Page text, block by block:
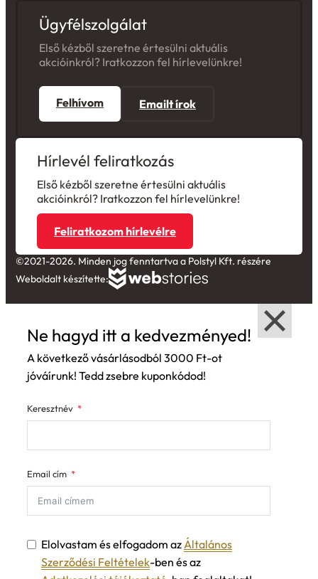
Ügyfélszolgálat
Első kézből szeretne értesülni aktuális
Felhívom
Hírlevél feliratkozás
Első kézből szeretne értesülni aktuális
akcióinkról? Iratkozzon fel hírlevelünkre!
Feliratkozom hírlevélre
©2021-2026. Minden jog fenntartva a Polstyl Kft. részére
Ne hagyd itt a kedvezményed!
A következő vásárlásodból 3000 Ft-ot
Elolvastam és elfogadom azÁltalános